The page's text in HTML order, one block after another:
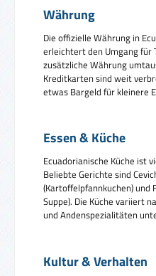
Währung
Die offizielle Währung in
erleichtert den Umgang für
zusätzliche Währung
Kreditkarten sind weit
etwas Bargeld für kleinere
Essen & Küche
Ecuadorianische Küche ist
Beliebte Gerichte sind
(Kartoffelpfannkuchen) und
Suppe). Die Küche variiert
und Andenspezialitäten
Kultur & Verhalten